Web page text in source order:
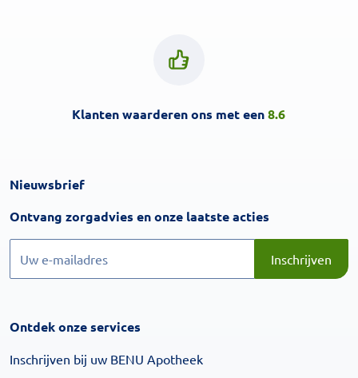
Klanten waarderen ons met een8.6
Nieuwsbrief
Ontvang zorgadvies en onze laatste acties
Inschrijven
Ontdek onze services
Inschrijven bij uw BENU Apotheek